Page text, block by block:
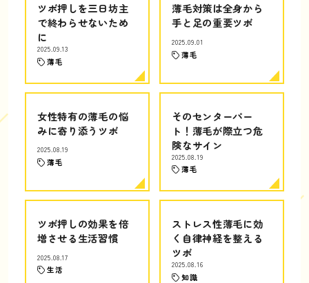
ツボ押しを三日坊主
で終わらせないため
に
2025.09.13
薄毛
薄毛対策は全身から
手と足の重要ツボ
2025.09.01
薄毛
女性特有の薄毛の悩
みに寄り添うツボ
2025.08.19
薄毛
そのセンターパー
ト！薄毛が際立つ危
険なサイン
2025.08.19
薄毛
ツボ押しの効果を倍
増させる生活習慣
2025.08.17
生活
ストレス性薄毛に効
く自律神経を整える
ツボ
2025.08.16
知識